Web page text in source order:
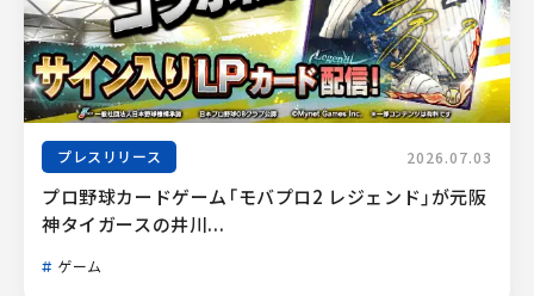
プレスリリース 2026.07.03
プロ野球カードゲーム「モバプロ2 レジェンド」が元阪
神タイガースの井川...
ゲーム